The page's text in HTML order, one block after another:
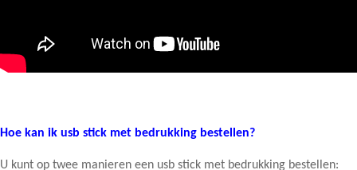
Hoe kan ik usb stick met bedrukking bestellen?
U kunt op twee manieren een usb stick met bedrukking bestellen: